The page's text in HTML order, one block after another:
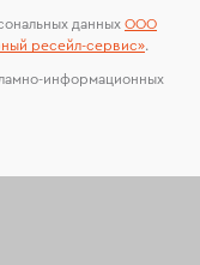
данных ООО
ресейл-сервиc».
информационных